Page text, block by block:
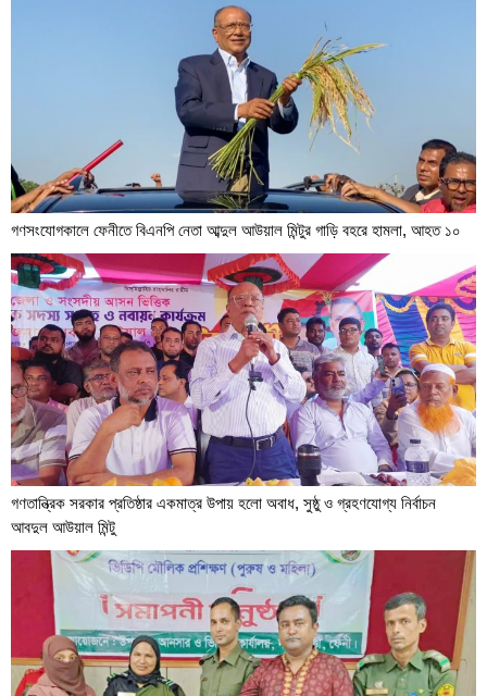
গণসংযোগকালে ফেনীতে বিএনপি নেতা আব্দুল আউয়াল মিন্টুর গাড়ি বহরে হামলা, আহত ১০
গণতান্ত্রিক সরকার প্রতিষ্ঠার একমাত্র উপায় হলো অবাধ, সুষ্ঠু ও গ্রহণযোগ্য নির্বাচন
আবদুল আউয়াল মিন্টু